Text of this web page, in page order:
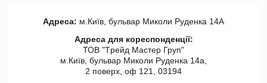
Адреса: м.Київ, бульвар Миколи Руденка 14А
Адреса для кореспонденції:
ТОВ "Tрейд Мастер Груп"
м.Київ, бульвар Миколи Руденка 14а,
2 поверх, оф 121, 03194